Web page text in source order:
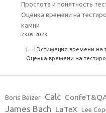
Простота и понятность
Оценка времени на
камни
23.09.2023
[…] Эстимация времени на
Оценка времени на
Boris Beizer Calc
James Bach LaTeX Lee